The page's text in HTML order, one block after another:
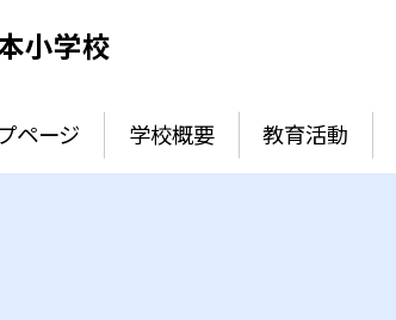
小学校
ページ 学校概要 教育活動